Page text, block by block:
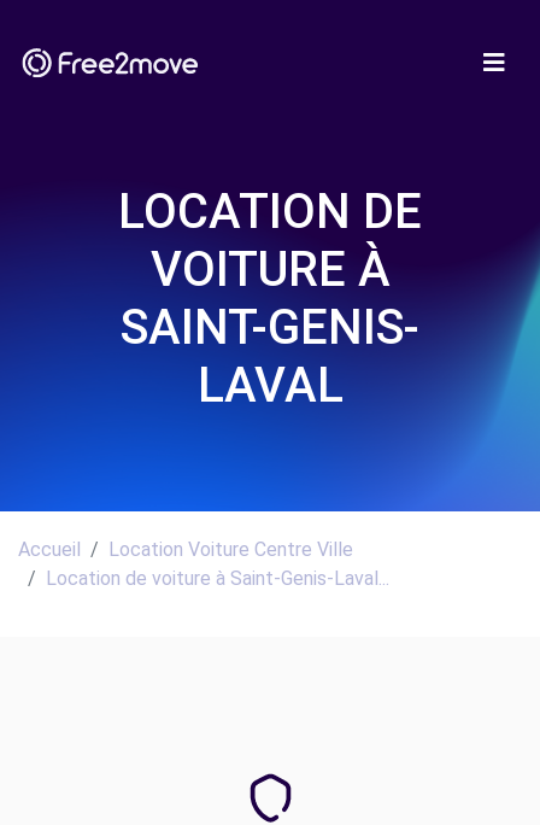
LOCATION DE
VOITURE À
SAINT-GENIS-
LAVAL
Accueil
Location Voiture Centre Ville
Location de voiture à Saint-Genis-Laval...